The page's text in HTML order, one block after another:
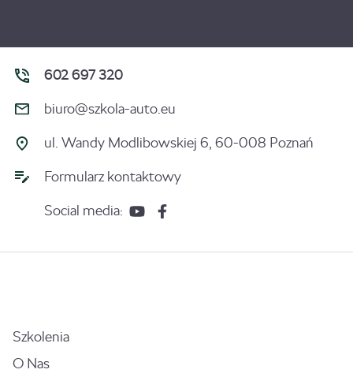
602 697 320
biuro@szkola-auto.eu
ul. Wandy Modlibowskiej 6, 60-008 Poznań
Formularz kontaktowy
Social media:
Szkolenia
O Nas